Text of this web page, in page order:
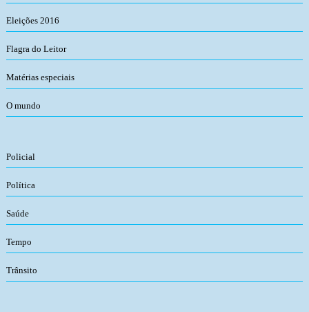
Eleições 2016
Flagra do Leitor
Matérias especiais
O mundo
Policial
Política
Saúde
Tempo
Trânsito